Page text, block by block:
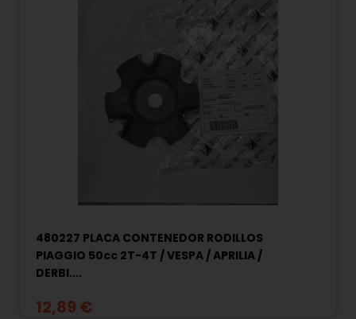
480227 PLACA CONTENEDOR RODILLOS
PIAGGIO 50cc 2T-4T / VESPA / APRILIA /
DERBI....
12,89 €